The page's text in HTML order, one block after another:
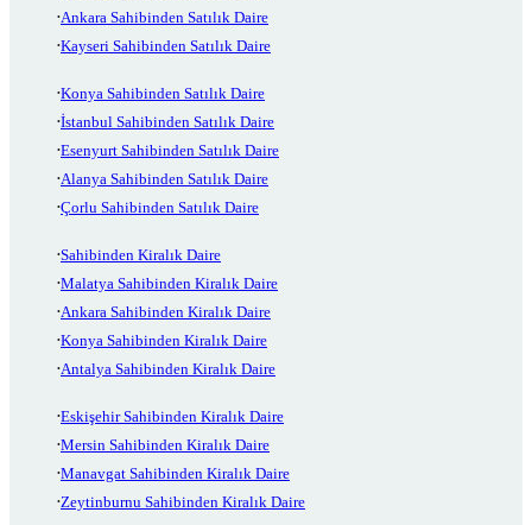
Ankara Sahibinden Satılık Daire
Kayseri Sahibinden Satılık Daire
Konya Sahibinden Satılık Daire
İstanbul Sahibinden Satılık Daire
Esenyurt Sahibinden Satılık Daire
Alanya Sahibinden Satılık Daire
Çorlu Sahibinden Satılık Daire
Sahibinden Kiralık Daire
Malatya Sahibinden Kiralık Daire
Ankara Sahibinden Kiralık Daire
Konya Sahibinden Kiralık Daire
Antalya Sahibinden Kiralık Daire
Eskişehir Sahibinden Kiralık Daire
Mersin Sahibinden Kiralık Daire
Manavgat Sahibinden Kiralık Daire
Zeytinburnu Sahibinden Kiralık Daire